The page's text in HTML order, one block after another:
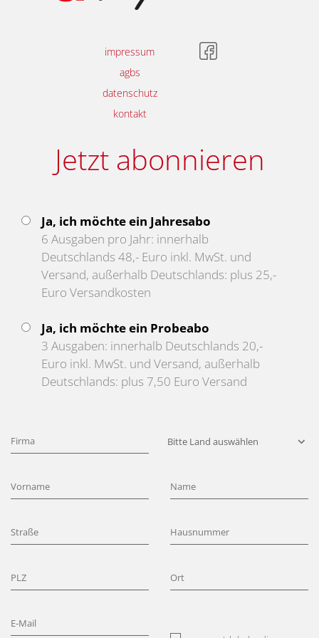
impressum
agbs
datenschutz
kontakt
Jetzt abonnieren
Ja, ich möchte ein Jahresabo
6 Ausgaben pro Jahr: innerhalb
Deutschlands 48,- Euro inkl. MwSt. und
Versand, außerhalb Deutschlands: plus 25,-
Euro Versandkosten
Ja, ich möchte ein Probeabo
3 Ausgaben: innerhalb Deutschlands 20,-
Euro inkl. MwSt. und Versand, außerhalb
Deutschlands: plus 7,50 Euro Versand